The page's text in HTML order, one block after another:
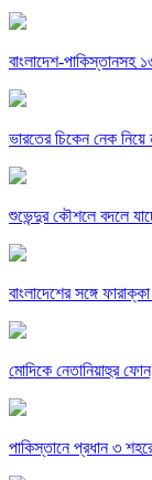
বাংলাদেশ-পাকিস্তানসহ
ভারতের চিকেন নেক নিয়ে
শুভেন্দুর কৌশলে বদলে
বাংলাদেশের সঙ্গে
মোদিকে নেতানিয়াহুর
পাকিস্তানে প্রধান ৩